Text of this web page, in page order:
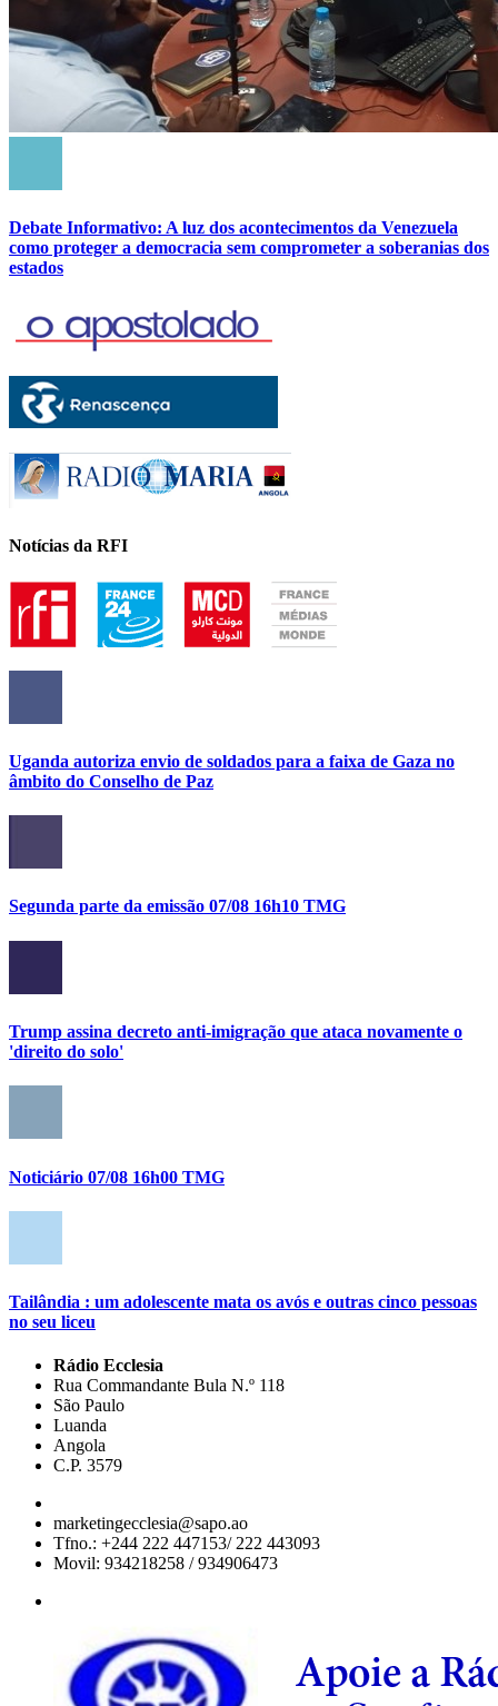
Debate Informativo: A luz dos acontecimentos da Venezuela
como proteger a democracia sem comprometer a soberanias dos
estados
Notícias da RFI
Uganda autoriza envio de soldados para a faixa de Gaza no
âmbito do Conselho de Paz
Segunda parte da emissão 07/08 16h10 TMG
Trump assina decreto anti-imigração que ataca novamente o
'direito do solo'
Noticiário 07/08 16h00 TMG
Tailândia : um adolescente mata os avós e outras cinco pessoas
no seu liceu
Rádio Ecclesia
Rua Commandante Bula N.º 118
São Paulo
Luanda
Angola
C.P. 3579
marketingecclesia@sapo.ao
Tfno.: +244 222 447153/ 222 443093
Movil: 934218258 / 934906473